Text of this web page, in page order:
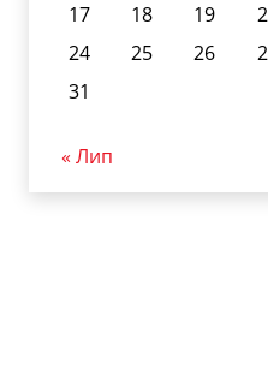
17
18 19
24
25 26
31
« Лип